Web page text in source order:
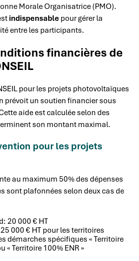
Morale Organisatrice (PMO).
indispensable pour gérer la
entre les participants.
financières de
pour les projets photovoltaïques
prévoit un soutien financier sous
aide est calculée selon des
son montant maximal.
pour les projets
au maximum 50% des dépenses
sont plafonnées selon deux cas de
20 000 € HT
000 € HT pour les territoires
démarches spécifiques « Territoire
« Territoire 100% ENR »